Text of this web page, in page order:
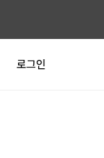
로그인